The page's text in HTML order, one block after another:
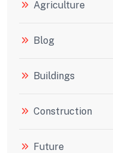
Agriculture
Blog
Buildings
Construction
Future